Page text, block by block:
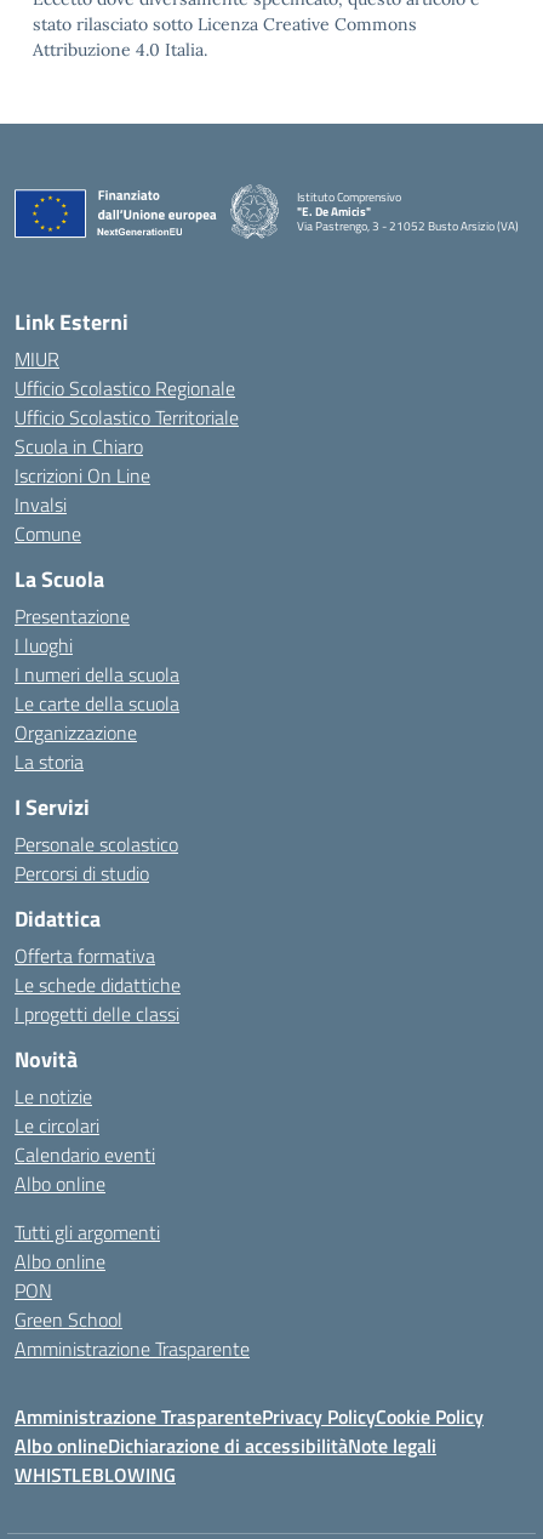
stato rilasciato sotto Licenza Creative Commons
Attribuzione 4.0 Italia.
Istituto Comprensivo
"E. De Amicis"
Via Pastrengo, 3 - 21052 Busto Arsizio (VA)
Link Esterni
MIUR
Ufficio Scolastico Regionale
Ufficio Scolastico Territoriale
Scuola in Chiaro
Iscrizioni On Line
Invalsi
Comune
La Scuola
Presentazione
I luoghi
I numeri della scuola
Le carte della scuola
Organizzazione
La storia
I Servizi
Personale scolastico
Percorsi di studio
Didattica
Offerta formativa
Le schede didattiche
I progetti delle classi
Novità
Le notizie
Le circolari
Calendario eventi
Albo online
Tutti gli argomenti
Albo online
PON
Green School
Amministrazione Trasparente
Amministrazione TrasparentePrivacy PolicyCookie Policy
Albo onlineDichiarazione di accessibilitàNote legali
WHISTLEBLOWING